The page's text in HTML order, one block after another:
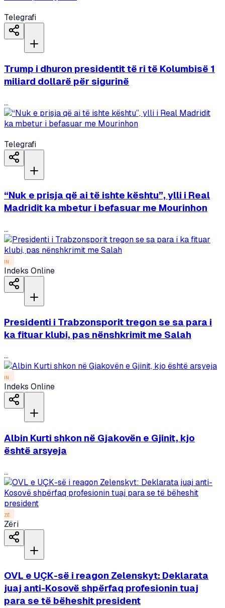
Telegrafi
Trump i dhuron presidentit të ri të Kolumbisë 1
miliard dollarë për sigurinë
...
Telegrafi
“Nuk e prisja që ai të ishte kështu”, ylli i Real
Madridit ka mbetur i befasuar me Mourinhon
...
IN
Indeks Online
Presidenti i Trabzonsporit tregon se sa para i
ka fituar klubi, pas nënshkrimit me Salah
...
IN
Indeks Online
Albin Kurti shkon në Gjakovën e Gjinit, kjo
është arsyeja
...
ZË
Zëri
OVL e UÇK-së i reagon Zelenskyt: Deklarata
juaj anti-Kosovë shpërfaq profesionin tuaj
para se të bëheshit president